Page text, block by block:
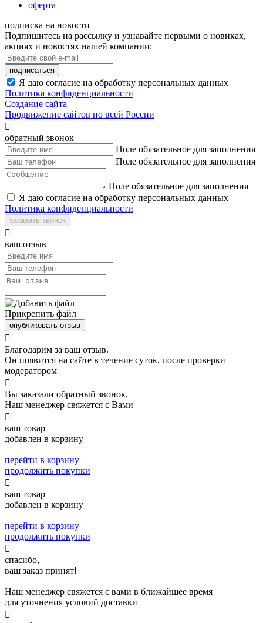
оферта
подписка на новости
Подпишитесь на рассылку и узнавайте первыми о новиках,
акциях и новостях нашей компании:
подписаться
Я даю согласие на обработку персональных данных
Политика конфиденциальности
Создание сайта
Продвижение сайтов по всей России

обратный звонок
Поле обязательное для заполнения
Поле обязательное для заполнения
Поле обязательное для заполнения
Я даю согласие на обработку персональных данных
Политика конфиденциальности
заказать звонок

ваш отзыв
Прикрепить файл
опубликовать отзыв

Благодарим за ваш отзыв.
Он появится на сайте в течение суток, после проверки
модератором

Вы заказали обратный звонок.
Наш менеджер свяжется с Вами

ваш товар
добавлен в корзину
перейти в корзину
продолжить покупки

ваш товар
добавлен в корзину
перейти в корзину
продолжить покупки

спасибо,
ваш заказ принят!
Наш менеджер свяжется с вами в ближайшее время
для уточнения условий доставки
